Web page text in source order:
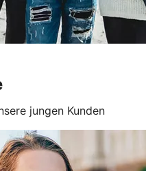
jungen Kunden